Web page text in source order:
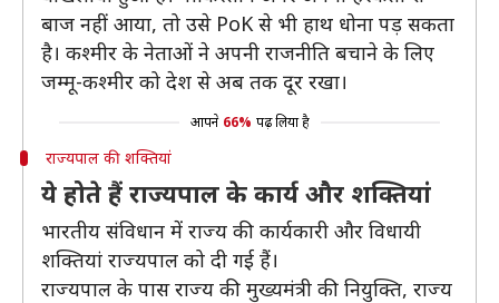
बाज नहीं आया, तो उसे PoK से भी हाथ धोना पड़ सकता
है। कश्मीर के नेताओं ने अपनी राजनीति बचाने के लिए
जम्मू-कश्मीर को देश से अब तक दूर रखा।
आपने 66% पढ़ लिया है
राज्यपाल की शक्तियां
ये होते हैं राज्यपाल के कार्य और शक्तियां
भारतीय संविधान में राज्य की कार्यकारी और विधायी
शक्तियां राज्यपाल को दी गई हैं।
राज्यपाल के पास राज्य की मुख्यमंत्री की नियुक्ति, राज्य